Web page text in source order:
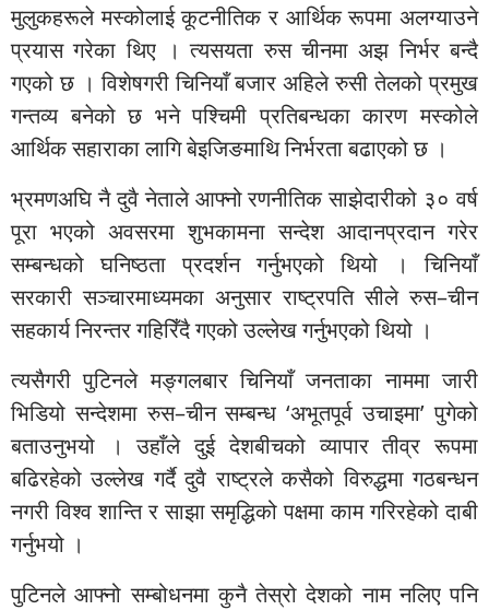
मुलुकहरूले मस्कोलाई कूटनीतिक र आर्थिक रूपमा अलग्याउने
प्रयास गरेका थिए । त्यसयता रुस चीनमा अझ निर्भर बन्दै
गएको छ । विशेषगरी चिनियाँ बजार अहिले रुसी तेलको प्रमुख
गन्तव्य बनेको छ भने पश्चिमी प्रतिबन्धका कारण मस्कोले
आर्थिक सहाराका लागि बेइजिङमाथि निर्भरता बढाएको छ ।
भ्रमणअघि नै दुवै नेताले आफ्नो रणनीतिक साझेदारीको ३० वर्ष
पूरा भएको अवसरमा शुभकामना सन्देश आदानप्रदान गरेर
सम्बन्धको घनिष्ठता प्रदर्शन गर्नुभएको थियो । चिनियाँ
सरकारी सञ्चारमाध्यमका अनुसार राष्ट्रपति सीले रुस–चीन
सहकार्य निरन्तर गहिरिँदै गएको उल्लेख गर्नुभएको थियो ।
त्यसैगरी पुटिनले मङ्गलबार चिनियाँ जनताका नाममा जारी
भिडियो सन्देशमा रुस–चीन सम्बन्ध ‘अभूतपूर्व उचाइमा’ पुगेको
बताउनुभयो । उहाँले दुई देशबीचको व्यापार तीव्र रूपमा
बढिरहेको उल्लेख गर्दै दुवै राष्ट्रले कसैको विरुद्धमा गठबन्धन
नगरी विश्व शान्ति र साझा समृद्धिको पक्षमा काम गरिरहेको दाबी
गर्नुभयो ।
पुटिनले आफ्नो सम्बोधनमा कुनै तेस्रो देशको नाम नलिए पनि